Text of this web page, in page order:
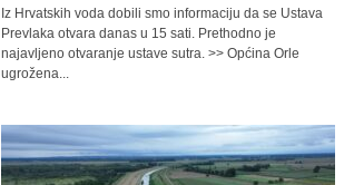
Iz Hrvatskih voda dobili smo informaciju da se Ustava
Prevlaka otvara danas u 15 sati. Prethodno je
najavljeno otvaranje ustave sutra. >> Općina Orle
ugrožena...